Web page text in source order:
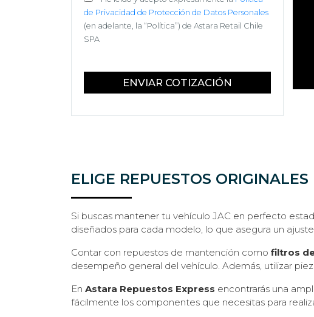
de Privacidad de Protección de Datos Personales
(en adelante, la “Política”) de Astara Retail Chile
SPA
ELIGE REPUESTOS ORIGINALES
Si buscas mantener tu vehículo JAC en perfecto
diseñados para cada modelo, lo que asegura un
Contar con repuestos de mantención como filtros
desempeño general del vehículo. Además, utilizar
En Astara Repuestos Express encontrarás una
fácilmente los componentes que necesitas para